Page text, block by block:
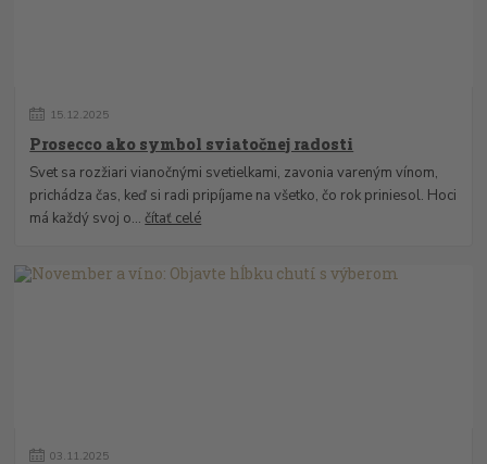
15. 12.2025
Prosecco ako symbol sviatočnej radosti
Svet sa rozžiari vianočnými svetielkami, zavonia vareným vínom,
prichádza čas, keď si radi pripíjame na všetko, čo rok priniesol. Hoci
má každý svoj o...čítať celé
03. 11.2025